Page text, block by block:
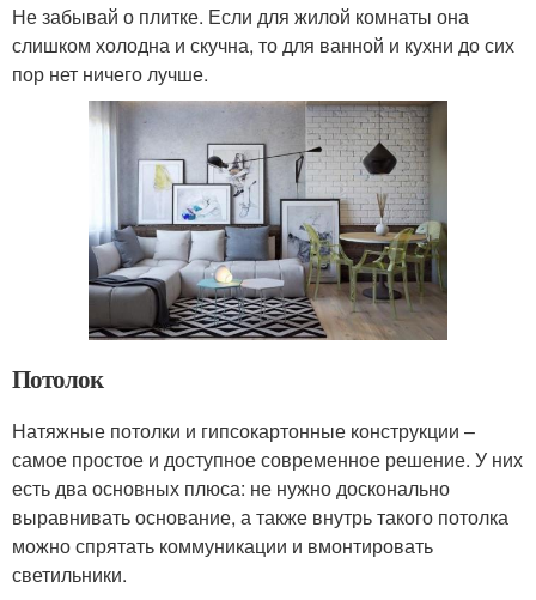
Не забывай о плитке. Если для жилой комнаты она
слишком холодна и скучна, то для ванной и кухни до сих
пор нет ничего лучше.
Потолок
Натяжные потолки и гипсокартонные конструкции –
самое простое и доступное современное решение. У них
есть два основных плюса: не нужно досконально
выравнивать основание, а также внутрь такого потолка
можно спрятать коммуникации и вмонтировать
светильники.